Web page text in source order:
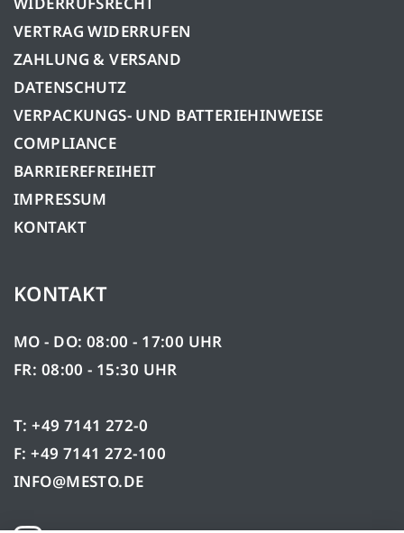
VERTRAG WIDERRUFEN
ZAHLUNG & VERSAND
DATENSCHUTZ
VERPACKUNGS- UND BATTERIEHINWEISE
COMPLIANCE
BARRIEREFREIHEIT
IMPRESSUM
KONTAKT
KONTAKT
MO - DO: 08:00 - 17:00 UHR
FR: 08:00 - 15:30 UHR
T: +49 7141 272-0
F: +49 7141 272-100
INFO@MESTO.DE